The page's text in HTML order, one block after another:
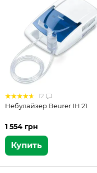
12
Небулайзер Beurer IH 21
1 554 грн
Купить